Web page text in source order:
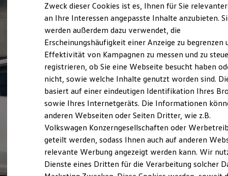
Laden
Laden unterwegs
Laden Zuhause
Ladezeitensimulator
Batterie
Sicherheit
Garantie und Lebensdauer
Nachhaltigkeit
Technologie
Kosten und Kauf
Verbrauchskosten
Kaufoptionen
E-Auto-Förderung
Software und Konnektivität
Die ID. Software 6
ID. Software Versionen und Updates
Digitale Extras
Schnittstellen zu Ihrem ID.
Zweck dieser Cookies ist es, Ihnen für Sie
an Ihre Interessen angepasste Inhalte anzubieten.
werden außerdem dazu verwendet, die
Erscheinungshäufigkeit einer Anzeige zu begrenzen
Effektivität von Kampagnen zu messen und zu
registrieren, ob Sie eine Webseite besucht haben
nicht, sowie welche Inhalte genutzt worden sind.
basiert auf einer eindeutigen Identifikation Ihres
sowie Ihres Internetgeräts. Die Informationen
anderen Webseiten oder Seiten Dritter, wie z.B.
Volkswagen Konzerngesellschaften oder
geteilt werden, sodass Ihnen auch auf anderen
relevante Werbung angezeigt werden kann. Wir
Dienste eines Dritten für die Verarbeitung solcher